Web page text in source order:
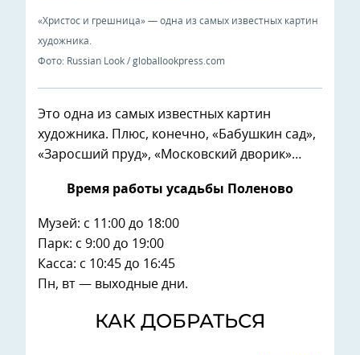
«Христос и грешница» — одна из самых известных картин
художника.
Фото: Russian Look / globallookpress.com
Это одна из самых известных картин
художника. Плюс, конечно, «Бабушкин сад»,
«Заросший пруд», «Московский дворик»…
Время работы усадьбы Поленово
Музей: с 11:00 до 18:00
Парк: с 9:00 до 19:00
Касса: с 10:45 до 16:45
Пн, вт — выходные дни.
КАК ДОБРАТЬСЯ